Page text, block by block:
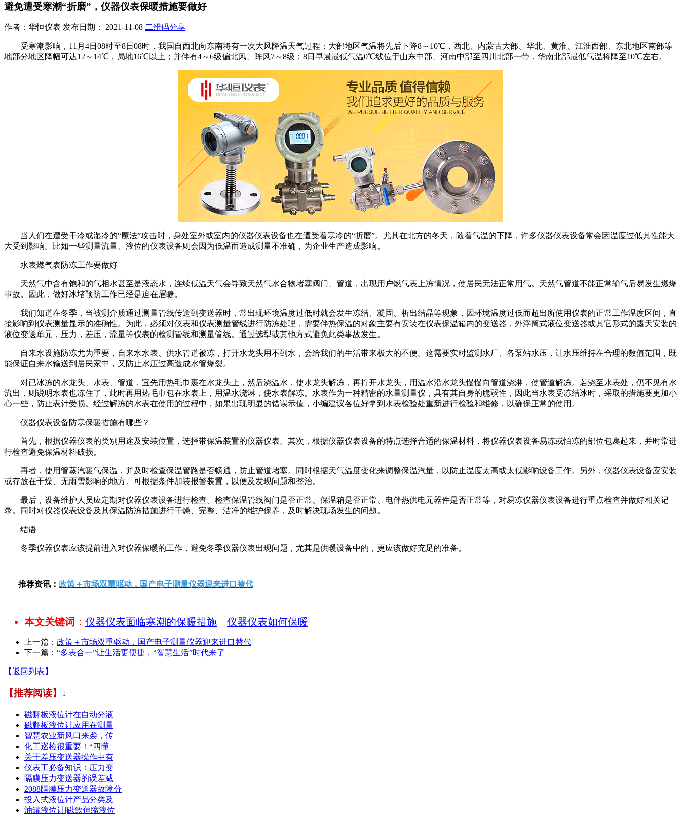
避免遭受寒潮“折磨”，仪器仪表保暖措施要做好
作者：华恒仪表 发布日期： 2021-11-08 二维码分享
受寒潮影响，11月4日08时至8日08时，我国自西北向东南将有一次大风降温天气过程：大部地区气温将先后下降8～10℃，西北、内蒙古大部、华北、黄淮、江淮西部、东北地区南部等
地部分地区降幅可达12～14℃，局地16℃以上；并伴有4～6级偏北风、阵风7～8级；8日早晨最低气温0℃线位于山东中部、河南中部至四川北部一带，华南北部最低气温将降至10℃左右。
当人们在遭受干冷或湿冷的“魔法”攻击时，身处室外或室内的仪器仪表设备也在遭受着寒冷的“折磨”。尤其在北方的冬天，随着气温的下降，许多仪器仪表设备常会因温度过低其性能大
大受到影响。比如一些测量流量、液位的仪表设备则会因为低温而造成测量不准确，为企业生产造成影响。
水表燃气表防冻工作要做好
天然气中含有饱和的气相水甚至是液态水，连续低温天气会导致天然气水合物堵塞阀门、管道，出现用户燃气表上冻情况，使居民无法正常用气。天然气管道不能正常输气后易发生燃爆
事故。因此，做好冰堵预防工作已经是迫在眉睫。
我们知道在冬季，当被测介质通过测量管线传送到变送器时，常出现环境温度过低时就会发生冻结、凝固、析出结晶等现象，因环境温度过低而超出所使用仪表的正常工作温度区间，直
接影响到仪表测量显示的准确性。为此，必须对仪表和仪表测量管线进行防冻处理，需要伴热保温的对象主要有安装在仪表保温箱内的变送器，外浮筒式液位变送器或其它形式的露天安装的
液位变送单元，压力，差压，流量等仪表的检测管线和测量管线。通过选型或其他方式避免此类事故发生。
自来水设施防冻尤为重要，自来水水表、供水管道被冻，打开水龙头用不到水，会给我们的生活带来极大的不便。这需要实时监测水厂、各泵站水压，让水压维持在合理的数值范围，既
能保证自来水输送到居民家中，又防止水压过高造成水管爆裂。
对已冰冻的水龙头、水表、管道，宜先用热毛巾裹在水龙头上，然后浇温水，使水龙头解冻，再拧开水龙头，用温水沿水龙头慢慢向管道浇淋，使管道解冻。若浇至水表处，仍不见有水
流出，则说明水表也冻住了，此时再用热毛巾包在水表上，用温水浇淋，使水表解冻。水表作为一种精密的水量测量仪，具有其自身的脆弱性，因此当水表受冻结冰时，采取的措施要更加小
心一些，防止表计受损。经过解冻的水表在使用的过程中，如果出现明显的错误示值，小编建议各位好拿到水表检验处重新进行检验和维修，以确保正常的使用。
仪器仪表设备防寒保暖措施有哪些？
首先，根据仪器仪表的类别用途及安装位置，选择带保温装置的仪器仪表。其次，根据仪器仪表设备的特点选择合适的保温材料，将仪器仪表设备易冻或怕冻的部位包裹起来，并时常进
行检查避免保温材料破损。
再者，使用管蒸汽暖气保温，并及时检查保温管路是否畅通，防止管道堵塞。同时根据天气温度变化来调整保温汽量，以防止温度太高或太低影响设备工作。另外，仪器仪表设备应安装
或存放在干燥、无雨雪影响的地方。可根据条件加装报警装置，以便及发现问题和整治。
最后，设备维护人员应定期对仪器仪表设备进行检查。检查保温管线阀门是否正常、保温箱是否正常、电伴热供电元器件是否正常等，对易冻仪器仪表设备进行重点检查并做好相关记
录。同时对仪器仪表设备及其保温防冻措施进行干燥、完整、洁净的维护保养，及时解决现场发生的问题。
结语
冬季仪器仪表应该提前进入对仪器保暖的工作，避免冬季仪器仪表出现问题，尤其是供暖设备中的，更应该做好充足的准备。
推荐资讯： 政策＋市场双重驱动，国产电子测量仪器迎来进口替代
本文关键词： 仪器仪表面临寒潮的保暖措施 仪器仪表如何保暖
上一篇： 政策＋市场双重驱动，国产电子测量仪器迎来进口替代
下一篇： “多表合一”让生活更便捷，“智慧生活”时代来了
【返回列表】
【推荐阅读】↓
磁翻板液位计在自动分液
磁翻板液位计应用在测量
智慧农业新风口来袭，传
化工巡检很重要！“四懂
关于差压变送器操作中有
仪表工必备知识：压力变
隔膜压力变送器的误差减
2088隔膜压力变送器故障分
投入式液位计产品分类及
油罐液位计|磁致伸缩液位